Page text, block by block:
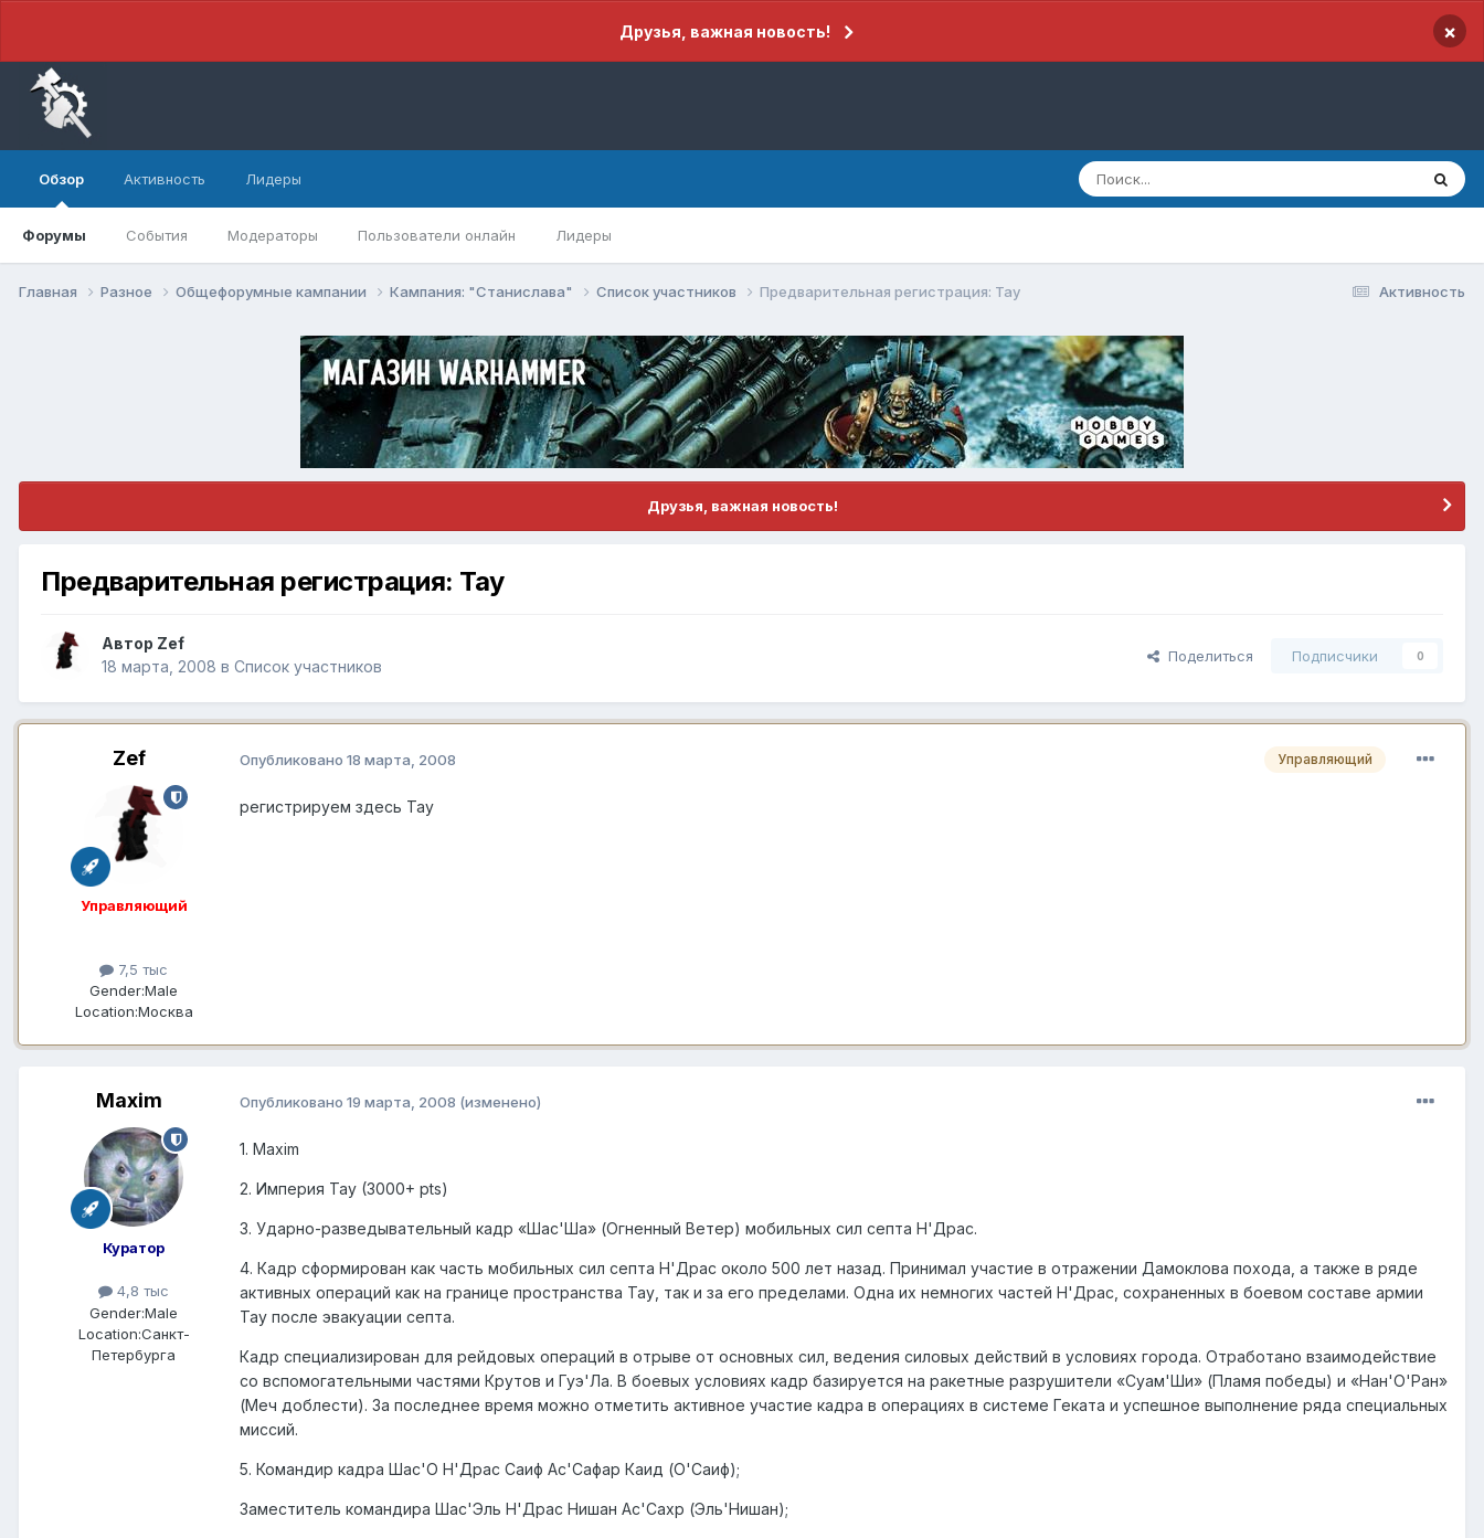
Друзья, важная новость! ×
Обзор
Форумы События Модераторы Пользователи онлайн Лидеры
Активность Лидеры
Активность
Главная Разное Общефорумные кампании Кампания: "Станислава" Список участников Предварительная регистрация: Тау
Друзья, важная новость!
Предварительная регистрация: Тау
Автор Zef
18 марта, 2008 в Список участников
Поделиться Подписчики 0
Zef
Управляющий
7,5 тыс
Gender:Male
Location:Москва
Управляющий
Опубликовано 18 марта, 2008
регистрируем здесь Тау
Maxim
Куратор
4,8 тыс
Gender:Male
Location:Санкт-
Петербурга
Опубликовано 19 марта, 2008 (изменено)
1. Maxim
2. Империя Тау (3000+ pts)
3. Ударно-разведывательный кадр «Шас'Ша» (Огненный Ветер) мобильных сил септа Н'Драс.
4. Кадр сформирован как часть мобильных сил септа Н'Драс около 500 лет назад. Принимал участие в отражении Дамоклова похода, а также в ряде
активных операций как на границе пространства Тау, так и за его пределами. Одна их немногих частей Н'Драс, сохраненных в боевом составе армии
Тау после эвакуации септа.
Кадр специализирован для рейдовых операций в отрыве от основных сил, ведения силовых действий в условиях города. Отработано взаимодействие
со вспомогательными частями Крутов и Гуэ'Ла. В боевых условиях кадр базируется на ракетные разрушители «Суам'Ши» (Пламя победы) и «Нан'О'Ран»
(Меч доблести). За последнее время можно отметить активное участие кадра в операциях в системе Геката и успешное выполнение ряда специальных
миссий.
5. Командир кадра Шас'О Н'Драс Саиф Ас'Сафар Каид (О'Саиф);
Заместитель командира Шас'Эль Н'Драс Нишан Ас'Сахр (Эль'Нишан);